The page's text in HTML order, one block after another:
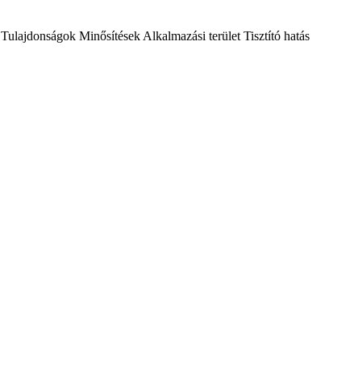
Tulajdonságok Minősítések Alkalmazási terület Tisztító hatás